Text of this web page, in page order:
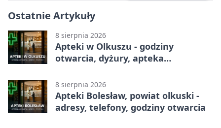
Ostatnie Artykuły
8 sierpnia 2026
Apteki w Olkuszu - godziny
otwarcia, dyżury, apteka
8 sierpnia 2026
Apteki Bolesław, powiat olkuski -
adresy, telefony, godziny otwarcia